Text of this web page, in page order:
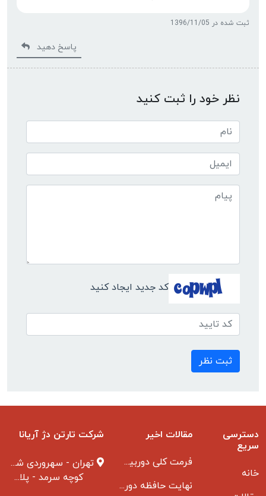
ثبت شده در 1396/11/05
پاسخ دهید
نظر خود را ثبت کنید
کد جدید ایجاد کنید
ثبت نظر
دسترسی
سریع
خانه
مقالات اخیر
فرمت کلی دوربین مدار بسته
نهایت حافظه دوربین مدار بسته
شرکت تارتن دژ آریانا
تهران - سهروردی شمالی
کوچه سرمد - پلاک ۱ - طبقه ۳